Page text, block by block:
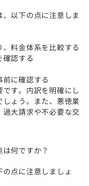
以下の点に注意しま
料金体系を比較する
確認する
に確認する
す。内訳を明確にし
ょう。また、悪徳業
大請求や不必要な交
何ですか？
点に注意しましょ